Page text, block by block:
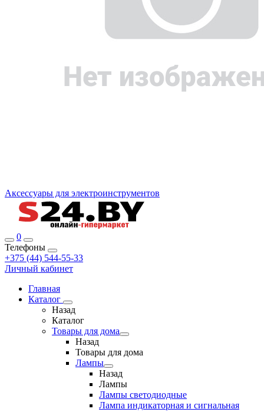
Аксессуары для электроинструментов
0
Телефоны
+375 (44) 544-55-33
Личный кабинет
Главная
Каталог
Назад
Каталог
Товары для дома
Назад
Товары для дома
Лампы
Назад
Лампы
Лампы светодиодные
Лампа индикаторная и сигнальная